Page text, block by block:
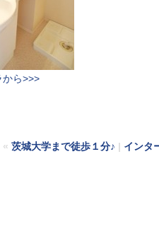
から>>>
« 茨城大学まで徒歩１分♪ | インタ